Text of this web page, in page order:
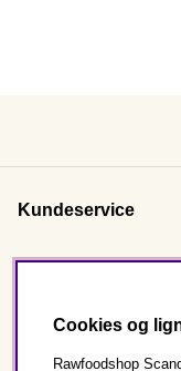
Kundeservice
Cookies og
Rawfoodshop